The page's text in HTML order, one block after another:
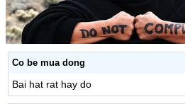
Co be mua dong
Bai hat rat hay do